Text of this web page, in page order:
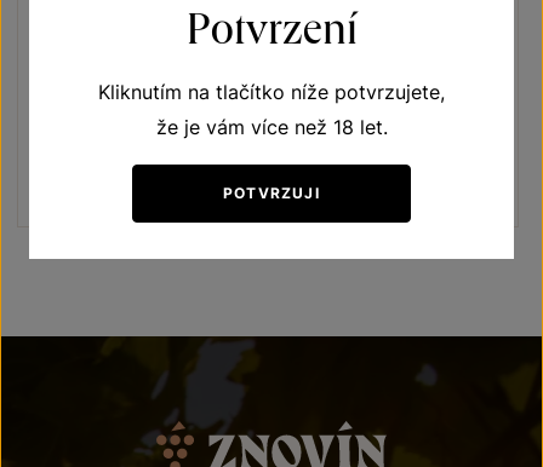
Cuvée starých odrůd
Unikátní archivní vína
Šarže 1203
Tramín červený
Unikátní archivní vína
Šarže 1224
Potvrzení
Kliknutím na tlačítko níže potvrzujete,
že je vám více než 18 let.
POTVRZUJI